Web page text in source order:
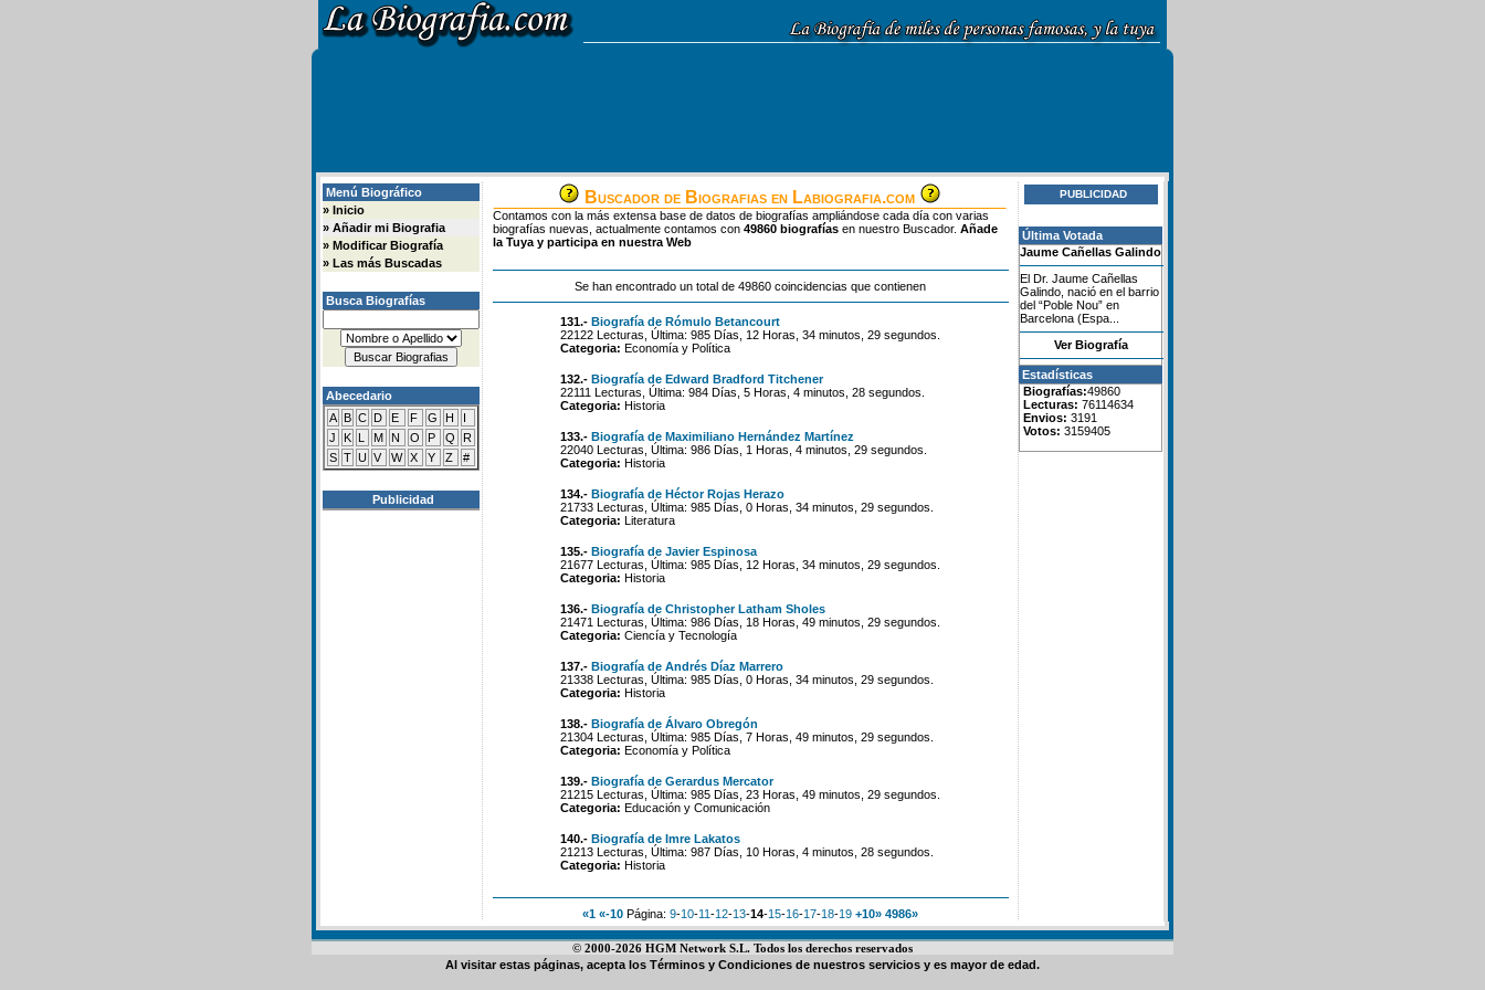
Menú Biográfico
» Inicio
» Añadir mi Biografia
» Modificar Biografía
» Las más Buscadas
Busca Biografías
Abecedario
A B C D E F G H
I
J
K L M N O P Q
R
S T U V W X Y Z #
Publicidad
Buscador de Biografias en Labiografia.com
Contamos con la más extensa base de datos de biografías ampliándose cada día con varias
biografías nuevas, actualmente contamos con 49860 biografías en nuestro Buscador. Añade
la Tuya y participa en nuestra Web
Se han encontrado un total de 49860 coincidencias que contienen
131.- Biografía de Rómulo Betancourt
22122 Lecturas, Última: 985 Días, 12 Horas, 34 minutos, 29 segundos.
Categoria: Economía y Política
132.- Biografía de Edward Bradford Titchener
22111 Lecturas, Última: 984 Días, 5 Horas, 4 minutos, 28 segundos.
Categoria: Historia
133.- Biografía de Maximiliano Hernández Martínez
22040 Lecturas, Última: 986 Días, 1 Horas, 4 minutos, 29 segundos.
Categoria: Historia
134.- Biografía de Héctor Rojas Herazo
21733 Lecturas, Última: 985 Días, 0 Horas, 34 minutos, 29 segundos.
Categoria: Literatura
135.- Biografía de Javier Espinosa
21677 Lecturas, Última: 985 Días, 12 Horas, 34 minutos, 29 segundos.
Categoria: Historia
136.- Biografía de Christopher Latham Sholes
21471 Lecturas, Última: 986 Días, 18 Horas, 49 minutos, 29 segundos.
Categoria: Ciencía y Tecnología
137.- Biografía de Andrés Díaz Marrero
21338 Lecturas, Última: 985 Días, 0 Horas, 34 minutos, 29 segundos.
Categoria: Historia
138.- Biografía de Álvaro Obregón
21304 Lecturas, Última: 985 Días, 7 Horas, 49 minutos, 29 segundos.
Categoria: Economía y Política
139.- Biografía de Gerardus Mercator
21215 Lecturas, Última: 985 Días, 23 Horas, 49 minutos, 29 segundos.
Categoria: Educación y Comunicación
140.- Biografía de Imre Lakatos
21213 Lecturas, Última: 987 Días, 10 Horas, 4 minutos, 28 segundos.
Categoria: Historia
«1 «-10 Página: 9-10-11-12-13-14-15-16-17-18-19 +10» 4986»
PUBLICIDAD
Última Votada
Jaume Cañellas Galindo
El Dr. Jaume Cañellas
Galindo, nació en el barrio
del “Poble Nou” en
Barcelona (Espa...
Ver Biografía
Estadísticas
Biografías:49860
Lecturas: 76114634
Envios: 3191
Votos: 3159405
© 2000-2026 HGM Network S.L. Todos los derechos reservados
Al visitar estas páginas, acepta los Términos y Condiciones de nuestros servicios y es mayor de edad.